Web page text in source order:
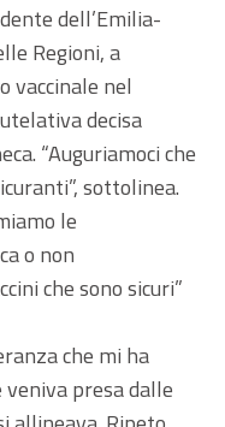
dell’Emilia-
Regioni, a
vaccinale nel
decisa
“Auguriamoci che
sottolinea.
le
o non
che sono sicuri”
che mi ha
veniva presa dalle